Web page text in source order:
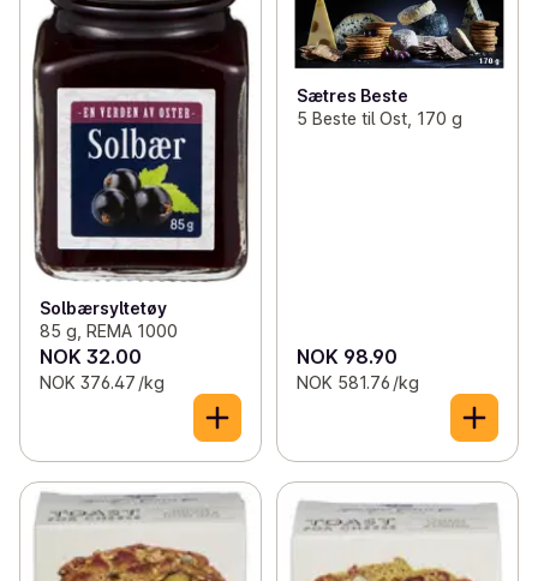
Solbærsyltetøy
85 g, REMA 1000
NOK 32.00
NOK 376.47 /kg
Sætres Beste
5 Beste til Ost, 170 g
NOK 98.90
NOK 581.76 /kg